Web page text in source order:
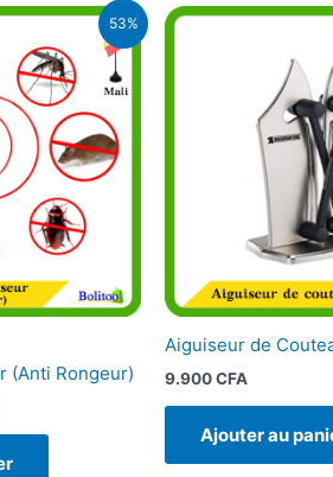
53%
(Anti Rongeur)
actuel
est :
CFA.
Aiguiseur de
9.900CFA
Ajouter au